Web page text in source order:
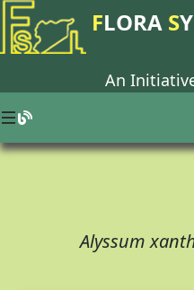
FLORA S
An
Alyssum